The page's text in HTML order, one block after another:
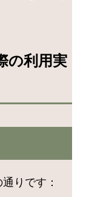
の利用実
りです：